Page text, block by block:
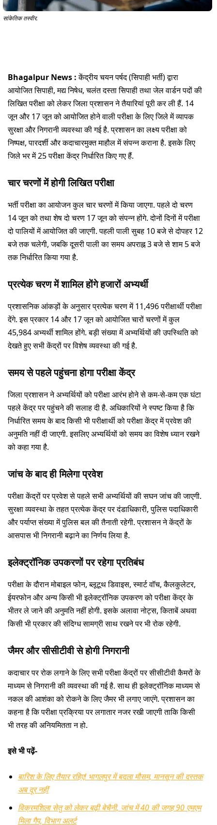
सांकेतिक तस्वीर.
Bhagalpur News :केंद्रीय चयन पर्षद (सिपाही भर्ती) द्वारा
आयोजित सिपाही, मद्य निषेध, चलंत दस्ता सिपाही तथा जेल वार्डन पदों की
लिखित परीक्षा को लेकर जिला प्रशासन ने तैयारियां पूरी कर ली हैं. 14
जून और 17 जून को आयोजित होने वाली परीक्षा के लिए जिले में व्यापक
सुरक्षा और निगरानी व्यवस्था की गई है. प्रशासन का लक्ष्य परीक्षा को
निष्पक्ष, पारदर्शी और कदाचारमुक्त माहौल में संपन्न कराना है. इसके लिए
जिले भर में 25 परीक्षा केंद्र निर्धारित किए गए हैं.
चार चरणों में होगी लिखित परीक्षा
भर्ती परीक्षा का आयोजन कुल चार चरणों में किया जाएगा. पहले दो चरण
14 जून को तथा शेष दो चरण 17 जून को संपन्न होंगे. दोनों दिनों में परीक्षा
दो पालियों में आयोजित की जाएगी. पहली पाली सुबह 10 बजे से दोपहर 12
बजे तक चलेगी, जबकि दूसरी पाली का समय अपराह्न 3 बजे से शाम 5 बजे
तक निर्धारित किया गया है.
प्रत्येक चरण में शामिल होंगे हजारों अभ्यर्थी
प्रशासनिक आंकड़ों के अनुसार प्रत्येक चरण में 11,496 परीक्षार्थी परीक्षा
देंगे. इस प्रकार 14 और 17 जून को आयोजित चारों चरणों में कुल
45,984 अभ्यर्थी शामिल होंगे. बड़ी संख्या में अभ्यर्थियों की उपस्थिति को
देखते हुए सभी केंद्रों पर विशेष व्यवस्था की गई है.
समय से पहले पहुंचना होगा परीक्षा केंद्र
जिला प्रशासन ने अभ्यर्थियों को परीक्षा आरंभ होने से कम-से-कम एक घंटा
पहले केंद्र पर पहुंचने की सलाह दी है. अधिकारियों ने स्पष्ट किया है कि
निर्धारित समय के बाद किसी भी परीक्षार्थी को परीक्षा केंद्र में प्रवेश की
अनुमति नहीं दी जाएगी. इसलिए अभ्यर्थियों को समय का विशेष ध्यान रखने
को कहा गया है.
जांच के बाद ही मिलेगा प्रवेश
परीक्षा केंद्रों पर प्रवेश से पहले सभी अभ्यर्थियों की सघन जांच की जाएगी.
सुरक्षा व्यवस्था के तहत प्रत्येक केंद्र पर दंडाधिकारी, पुलिस पदाधिकारी
और पर्याप्त संख्या में पुलिस बल की तैनाती रहेगी. प्रशासन ने केंद्रों के
आसपास भी निगरानी बढ़ाने का निर्णय लिया है.
इलेक्ट्रॉनिक उपकरणों पर रहेगा प्रतिबंध
परीक्षा के दौरान मोबाइल फोन, ब्लूटूथ डिवाइस, स्मार्ट वॉच, कैलकुलेटर,
ईयरफोन और अन्य किसी भी इलेक्ट्रॉनिक उपकरण को परीक्षा केंद्र के
भीतर ले जाने की अनुमति नहीं होगी. इसके अलावा नोट्स, किताबें अथवा
किसी भी प्रकार की संदिग्ध सामग्री साथ रखने पर भी रोक रहेगी.
जैमर और सीसीटीवी से होगी निगरानी
कदाचार पर रोक लगाने के लिए सभी परीक्षा केंद्रों पर सीसीटीवी कैमरों के
माध्यम से निगरानी की व्यवस्था की गई है. साथ ही इलेक्ट्रॉनिक माध्यम से
नकल की आशंका को रोकने के लिए जैमर भी लगाए जाएंगे. प्रशासन का
कहना है कि परीक्षा प्रक्रिया पर लगातार नजर रखी जाएगी ताकि किसी
भी तरह की अनियमितता न हो.
इसे भी पढ़ें-
बारिश के लिए तैयार रहिए! भागलपुर में बदला मौसम, मानसून की दस्तक
अब दूर नहीं
विक्रमशिला सेतु को लेकर बढ़ी बेचैनी, जांच में 40 की जगह 90 एमएम
मिला गैप, विभाग अलर्ट